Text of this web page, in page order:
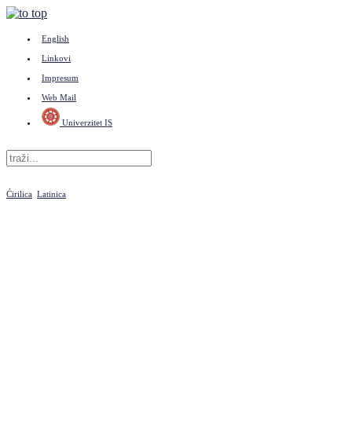
English
Linkovi
Impresum
Web Mail
Univerzitet IS
Ćirilica Latinica